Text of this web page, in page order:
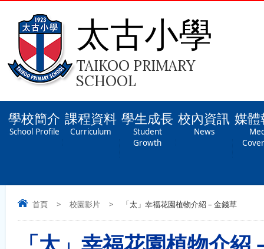
太古小學
TAIKOO PRIMARY
SCHOOL
學校簡介
School Profile
課程資料
Curriculum
學生成長
Student
Growth
校內資訊
News
媒
首頁 > 校園影片 > 「太」幸福花園植物介紹 – 金錢草